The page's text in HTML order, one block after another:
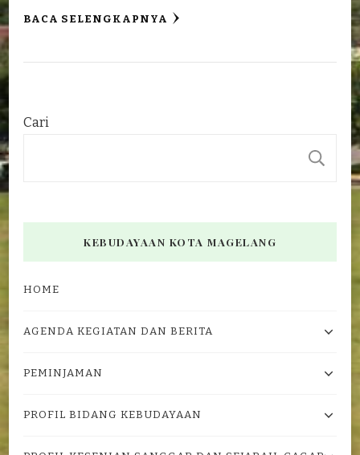
BACA SELENGKAPNYA
Cari
KEBUDAYAAN KOTA MAGELANG
HOME
AGENDA KEGIATAN DAN BERITA
PEMINJAMAN
PROFIL BIDANG KEBUDAYAAN